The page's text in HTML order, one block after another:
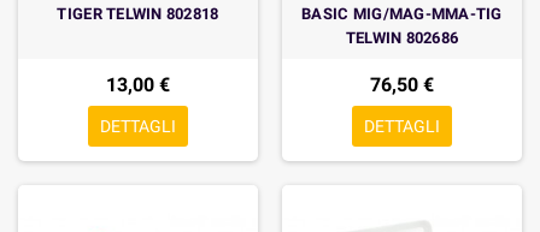
TIGER TELWIN 802818
13,00 €
DETTAGLI
BASIC MIG/MAG-MMA-TIG
TELWIN 802686
76,50 €
DETTAGLI